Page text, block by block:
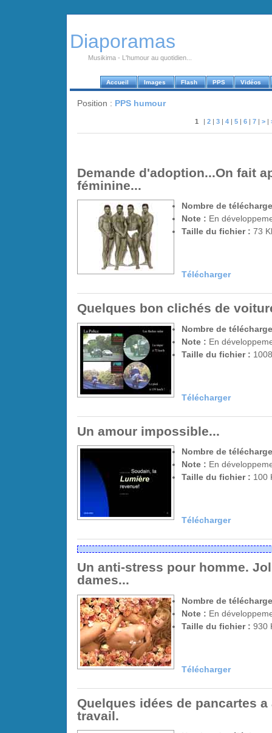
Diaporamas
Musikima - L'humour au quotidien...
Accueil Images Flash PPS Vidéos
Position : PPS humour
1 2 3 4 5 6 7 >
Demande d'adoption...On fait
féminine...
Nombre de
Note : En
Taille du fichier : 73
Télécharger
Quelques bon clichés de
Nombre de
Note : En
Taille du fichier :
Télécharger
Un amour impossible...
Nombre de
Note : En
Taille du fichier : 100
Télécharger
Un anti-stress pour homme.
dames...
Nombre de
Note : En
Taille du fichier : 930
Télécharger
Quelques idées de pancartes
travail.